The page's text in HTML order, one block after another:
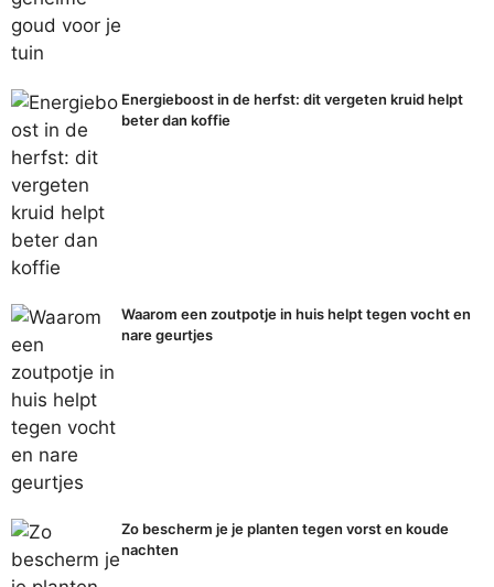
Energieboost in de herfst: dit vergeten kruid helpt
beter dan koffie
Waarom een zoutpotje in huis helpt tegen vocht en
nare geurtjes
Zo bescherm je je planten tegen vorst en koude
nachten